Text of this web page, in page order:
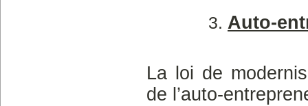
Auto-
La loi de
de l’auto-